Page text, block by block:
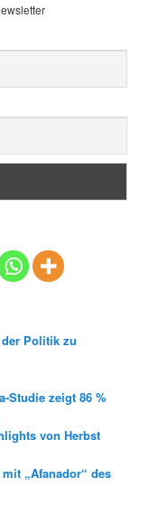
Politik zu
Studie zeigt 86 %
von Herbst
„Afanador“ des